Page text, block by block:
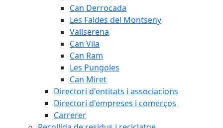
Can Derrocada
Les Faldes del Montseny
Vallserena
Can Vila
Can Ram
Les Pungoles
Can Miret
Directori d'entitats i associacions
Directori d'empreses i comerços
Carrerer